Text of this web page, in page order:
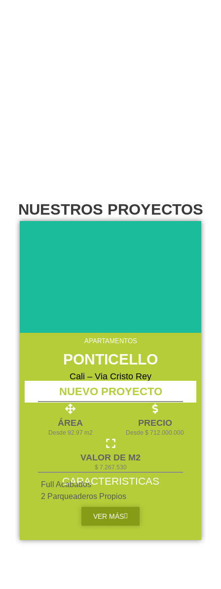
NUESTROS PROYECTOS
APARTAMENTOS
PONTICELLO
Cali – Via Cristo Rey
NUEVO PROYECTO
ÁREA
Desde 92.97 m2
PRECIO
Desde $ 712.000.000
VALOR DE M2
$ 7.267.530
CARACTERISTICAS
Full Acabados
2 Parqueaderos Propios
VER MÁS